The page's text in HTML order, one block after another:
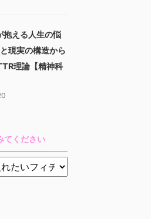
える人生の悩
現実の構造から
理論【精神科
てください